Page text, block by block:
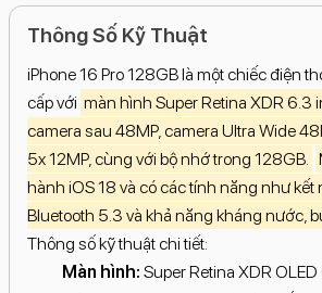
Thông Số Kỹ Thuật
iPhone 16 Pro 128GB là một chiếc điện
cấp với màn hình Super Retina XDR 6.3
camera sau 48MP, camera Ultra Wide
5x 12MP, cùng với bộ nhớ trong 128GB.
hành iOS 18 và có các tính năng như kết
Bluetooth 5.3 và khả năng kháng nước,
Thông số kỹ thuật chi tiết:
Màn hình: Super Retina XDR